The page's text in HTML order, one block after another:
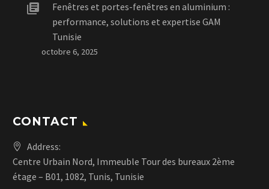
Fenêtres et portes-fenêtres en aluminium :
performance, solutions et expertise GAM
Tunisie
octobre 6, 2025
CONTACT
Address:
Centre Urbain Nord, Immeuble Tour des bureaux 2ème
étage – B01, 1082, Tunis, Tunisie